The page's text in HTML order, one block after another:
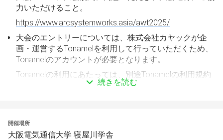
力いただけること。
https://www.arcsystemworks.asia/awt2025/
大会のエントリーについては、株式会社カヤックが企
画・運営するTonamelを利用して行っていただくため、
Tonamelのアカウントが必要となります。
Tonamelの利用にあたっては、別途Tonamelの利用規約
及びプライバシーポリシーについても適用されます。
続きを読む
開催場所
大阪電気通信大学 寝屋川学舎